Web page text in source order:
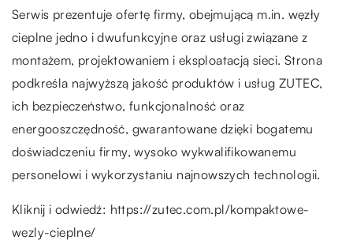
Serwis prezentuje ofertę firmy, obejmującą m.in. węzły
cieplne jedno i dwufunkcyjne oraz usługi związane z
montażem, projektowaniem i eksploatacją sieci. Strona
podkreśla najwyższą jakość produktów i usług ZUTEC,
ich bezpieczeństwo, funkcjonalność oraz
energooszczędność, gwarantowane dzięki bogatemu
doświadczeniu firmy, wysoko wykwalifikowanemu
personelowi i wykorzystaniu najnowszych technologii.
Kliknij i odwiedź: https://zutec.com.pl/kompaktowe-
wezly-cieplne/